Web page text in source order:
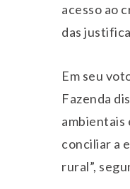
acesso ao
das
Em seu
Fazenda
ambientais
conciliar a
rural”,